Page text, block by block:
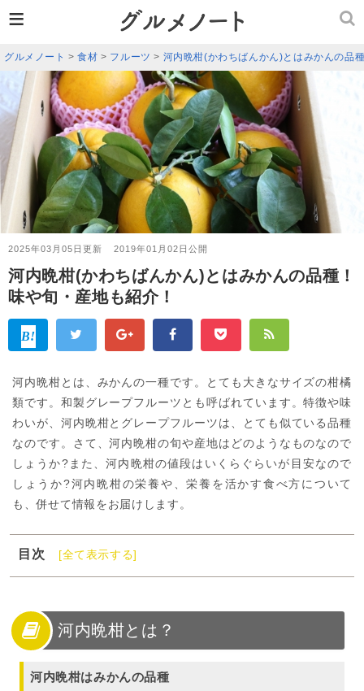
グルメノート >食材 > フルーツ > 河内晩柑(かわちばんかん)とはみかんの品
2025年03月05日更新 2019年01月02日公開
河内晩柑(かわちばんかん)とはみかんの品種！
味や旬・産地も紹介！
河内晩柑とは、みかんの一種です。とても大きなサイズの柑橘
類です。和製グレープフルーツとも呼ばれています。特徴や味
わいが、河内晩柑とグレープフルーツは、とても似ている品種
なのです。さて、河内晩柑の旬や産地はどのようなものなので
しょうか?また、河内晩柑の値段はいくらぐらいが目安なので
しょうか?河内晩柑の栄養や、栄養を活かす食べ方について
も、併せて情報をお届けします。
目次
[全て表示する]
1
河内晩柑とは？
3
河内晩柑の栄養
4
河内晩柑を食べてみよう！
河内晩柑とは？
河内晩柑はみかんの品種
≡